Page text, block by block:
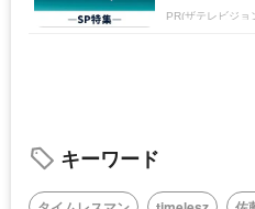
PR(ザテレビジョ
キーワード